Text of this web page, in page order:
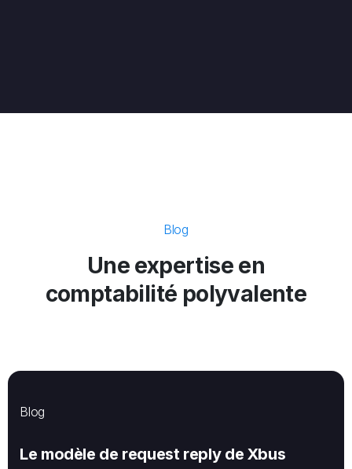
Blog
Une expertise en
comptabilité polyvalente
Blog
Le modèle de request reply de Xbus